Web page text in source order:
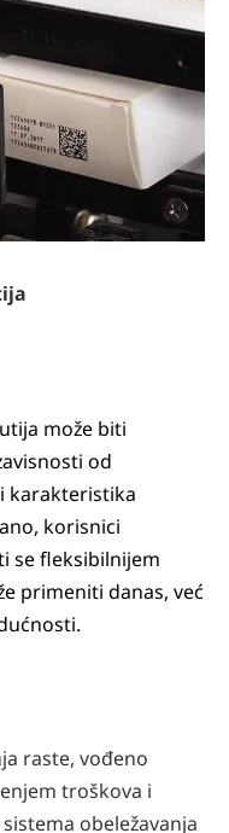
može biti
od
karakteristika
korisnici
se fleksibilnijem
primeniti danas, već
raste, vođeno
troškova i
obeležavanja